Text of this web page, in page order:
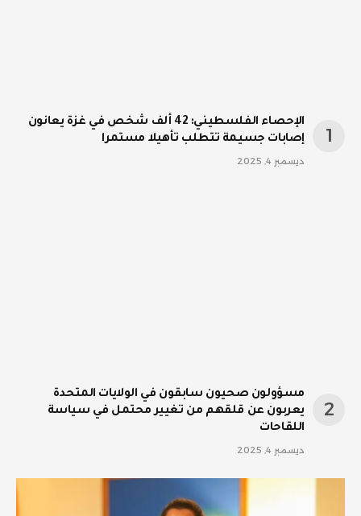
الإحصاء الفلسطيني: 42 ألف شخص في غزة يعانون
إصابات جسيمة تتطلب تأهيلا مستمرا
ديسمبر 4, 2025
مسؤولون صحيون سابقون في الولايات المتحدة
يعربون عن قلقهم من تغيير محتمل في سياسة
اللقاحات
ديسمبر 4, 2025